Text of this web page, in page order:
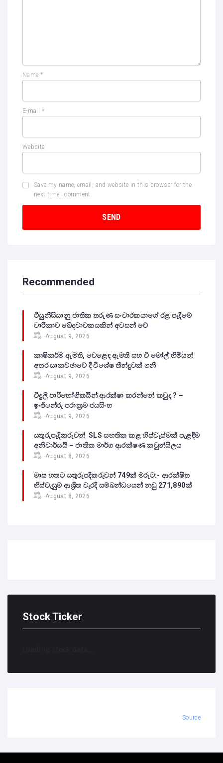
Name *
E-mail *
Website
Save my name, email, and website in this browser for the
next time I comment.
Recommended
ටියුනීසියානු ජාතික තරුණ සංචාරකයාගේ රළ පැදීමේ
චාරිකාව ඛේදවාචකයකින් අවසන් වේ‍
August 9, 2026
කෘෂිකර්ම ඇමති, වෙළෙඳ ඇමති සහ වී මෝල් හිමියන්
අතර සාකච්ඡාවේ දී විශේෂ තීන්දුවක් ගනී
August 9, 2026
විදුලි පාරිභෝගිකයින් ආරක්ෂා කරන්නේ කවුද ? –
ඉංජිනේරු පරාක්‍රම ජයසිංහ
August 9, 2026
යතුරුපැදිකරුවන් SLS සහතික කළ හිස්වැස්මක් පැළඳීම
අනිවාර්යයි – ජාතික මාර්ග ආරක්ෂණ කවුන්සිලය
August 8, 2026
මාස හතට යතුරුපදිකරුවන් 749ක් මරුට:- ආරක්ෂිත
හිස්වැසුම් ආශ්‍රිත වැරදි සම්බන්ධයෙන් නඩු 271,890ක්
August 8, 2026
Stock Ticker
Loading stock data...
Source